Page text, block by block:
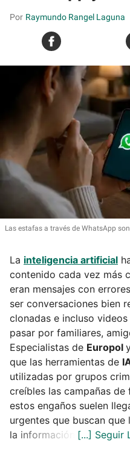
Raymundo Rangel Laguna
Las estafas a través de WhatsApp
La inteligencia artificial
contenido cada vez más
eran mensajes con
ser conversaciones bien
clonadas e incluso
pasar por familiares,
Especialistas de Europol
que las herramientas de
utilizadas por grupos
creíbles las campañas
estos engaños suelen
urgentes que buscan
la información.